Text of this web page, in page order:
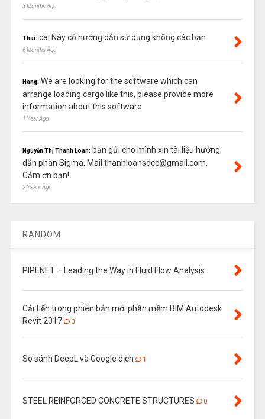
3 Months Ago
Thai: cái Này có hướng dẫn sử dụng không các bạn
6 Months Ago
Hang: We are looking for the software which can
arrange loading cargo like this, please provide more
information about this software
1 Year Ago
Nguyễn Thị Thanh Loan: bạn gửi cho mình xin tài liệu hướng
dẫn phàn Sigma. Mail thanhloansdcc@gmail.com.
Cảm ơn bạn!
2 Years Ago
RANDOM
PIPENET – Leading the Way in Fluid Flow Analysis
Cải tiến trong phiên bản mới phần mềm BIM Autodesk
Revit 2017
0
So sánh DeepL và Google dịch 1
STEEL REINFORCED CONCRETE STRUCTURES 0